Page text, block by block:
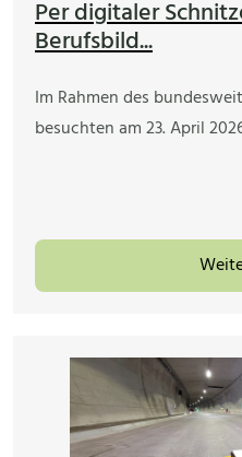
Per digitaler
Berufsbild...
Im Rahmen des
besuchten am 23. April